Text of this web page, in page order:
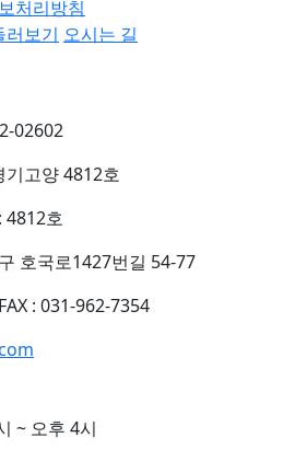
처리방침
러보기 오시는 길
02602
기고양 4812호
4812호
호국로1427번길 54-77
FAX : 031-962-7354
~ 오후 4시